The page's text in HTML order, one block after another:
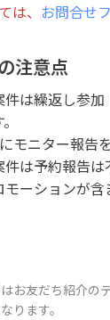
は、 お問合せ
注意点
件は繰返し参
モニター報告
は予約報告は
ーションが含
お友だち紹介の
ります。